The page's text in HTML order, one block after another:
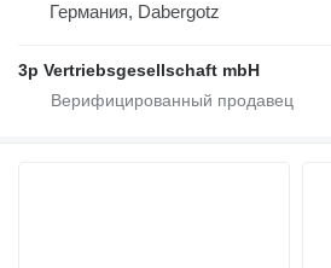
Германия, Dabergotz
3p Vertriebsgesellschaft mbH